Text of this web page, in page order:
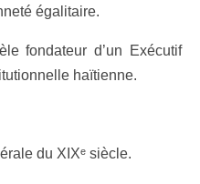
égalitaire.
fondateur d’un Exécutif
haïtienne.
du XIXᵉ siècle.